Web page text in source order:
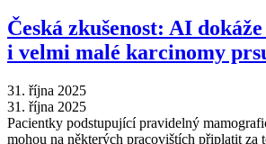
Česká zkušenost: AI
i velmi malé karcinomy
31. října 2025
31. října 2025
Pacientky podstupující pravidelný
mohou na některých pracovištích připlatit za